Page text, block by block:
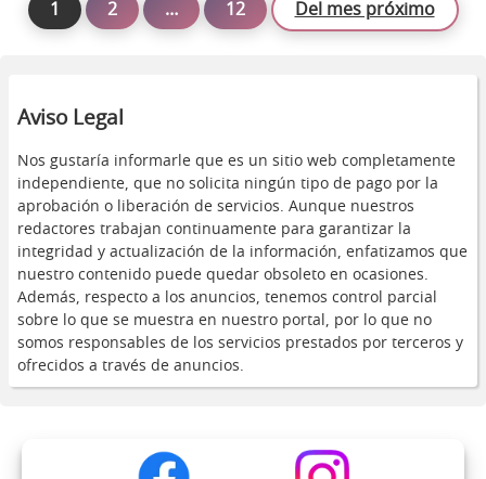
1 2 … 12 Del mes próximo
Aviso Legal
Nos gustaría informarle que es un sitio web completamente
independiente, que no solicita ningún tipo de pago por la
aprobación o liberación de servicios. Aunque nuestros
redactores trabajan continuamente para garantizar la
integridad y actualización de la información, enfatizamos que
nuestro contenido puede quedar obsoleto en ocasiones.
Además, respecto a los anuncios, tenemos control parcial
sobre lo que se muestra en nuestro portal, por lo que no
somos responsables de los servicios prestados por terceros y
ofrecidos a través de anuncios.